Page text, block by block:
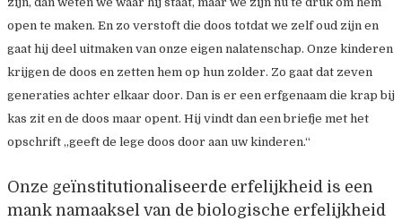
open te maken. En zo verstoft die doos totdat we zelf oud zijn en
gaat hij deel uitmaken van onze eigen nalatenschap. Onze kinderen
krijgen de doos en zetten hem op hun zolder. Zo gaat dat zeven
generaties achter elkaar door. Dan is er een erfgenaam die krap bij
kas zit en de doos maar opent. Hij vindt dan een briefje met het
opschrift „geeft de lege doos door aan uw kinderen.“
Onze geïnstitutionaliseerde erfelijkheid is een
mank namaaksel van de biologische erfelijkheid